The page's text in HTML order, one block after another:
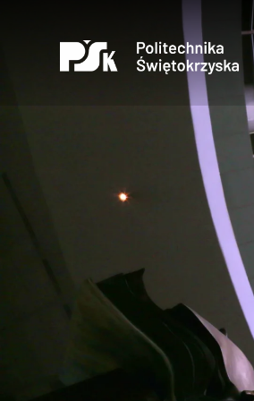
Otwórz
Uczelnia
Kandydaci
Studenci